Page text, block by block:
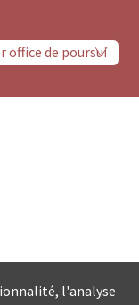
l'analyse